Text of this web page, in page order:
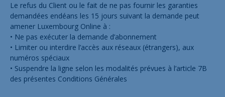
Le refus du Client ou le fait de ne pas fournir les garanties
demandées endéans les 15 jours suivant la demande peut
amener Luxembourg Online à :
• Ne pas exécuter la demande d’abonnement
• Limiter ou interdire l’accès aux réseaux (étrangers), aux
numéros spéciaux
• Suspendre la ligne selon les modalités prévues à l’article 7B
des présentes Conditions Générales